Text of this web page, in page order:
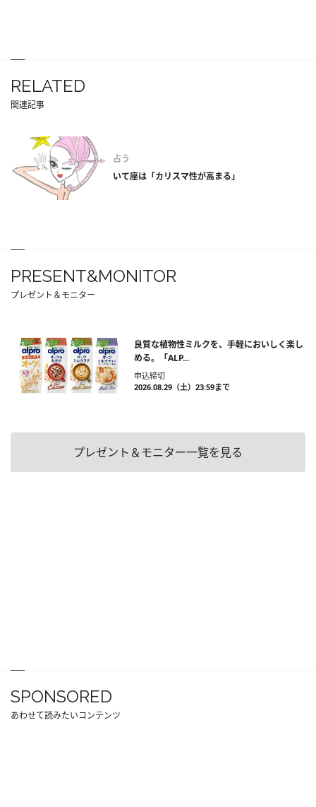
RELATED
関連記事
占う
いて座は「カリスマ性が高まる」
PRESENT&MONITOR
プレゼント＆モニター
良質な植物性ミルクを、手軽においしく楽し
める。「ALP...
申込締切
2026.08.29（土）23:59まで
プレゼント＆モニター一覧を見る
SPONSORED
あわせて読みたいコンテンツ